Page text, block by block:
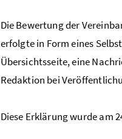
Die Bewertung der
erfolgte in Form eines
Übersichtsseite, eine
Redaktion bei
Diese Erklärung wurde am